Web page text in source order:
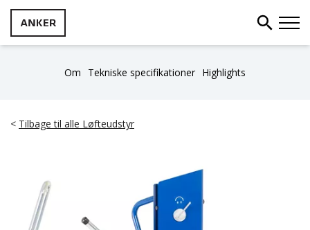
Om Tekniske specifikationer Highlights
< Tilbage til alle Løfteudstyr